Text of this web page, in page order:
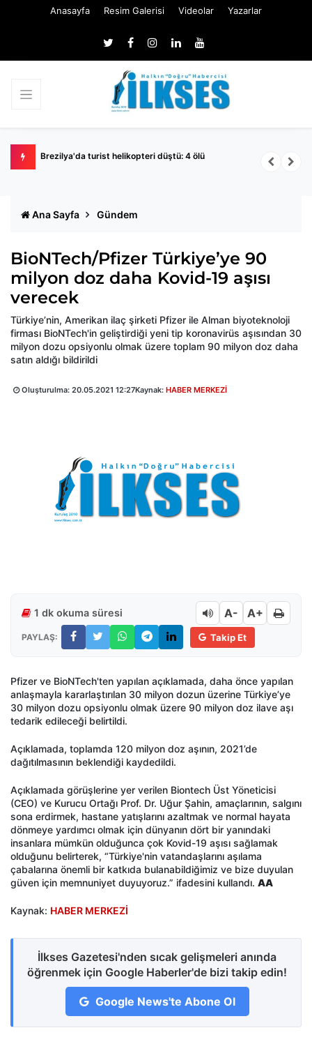
Anasayfa Resim Galerisi Videolar Yazarlar
Brezilya'da turist helikopteri düştü: 4 ölü
Ana Sayfa Gündem
BioNTech/Pfizer Türkiye’ye 90
milyon doz daha Kovid-19 aşısı
verecek
Türkiye’nin, Amerikan ilaç şirketi Pfizer ile Alman biyoteknoloji
firması BioNTech'in geliştirdiği yeni tip koronavirüs aşısından 30
milyon dozu opsiyonlu olmak üzere toplam 90 milyon doz daha
satın aldığı bildirildi
Oluşturulma: 20.05.2021 12:27Kaynak: HABER MERKEZİ
1 dk okuma süresi A- A+
PAYLAŞ: Takip Et
Pfizer ve BioNTech'ten yapılan açıklamada, daha önce yapılan
anlaşmayla kararlaştırılan 30 milyon dozun üzerine Türkiye’ye
30 milyon dozu opsiyonlu olmak üzere 90 milyon doz ilave aşı
tedarik edileceği belirtildi.
Açıklamada, toplamda 120 milyon doz aşının, 2021’de
dağıtılmasının beklendiği kaydedildi.
Açıklamada görüşlerine yer verilen Biontech Üst Yöneticisi
(CEO) ve Kurucu Ortağı Prof. Dr. Uğur Şahin, amaçlarının, salgını
sona erdirmek, hastane yatışlarını azaltmak ve normal hayata
dönmeye yardımcı olmak için dünyanın dört bir yanındaki
insanlara mümkün olduğunca çok Kovid-19 aşısı sağlamak
olduğunu belirterek, “Türkiye'nin vatandaşlarını aşılama
çabalarına önemli bir katkıda bulanabildiğimiz ve bize duyulan
güven için memnuniyet duyuyoruz.” ifadesini kullandı. AA
Kaynak: HABER MERKEZİ
İlkses Gazetesi'nden sıcak gelişmeleri anında
öğrenmek için Google Haberler'de bizi takip edin!
Google News'te Abone Ol